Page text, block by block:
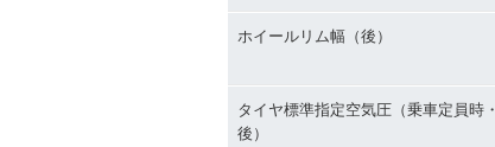
ホイールリム幅（後）
タイヤ標準指定空気圧（乗車定員時・
後）